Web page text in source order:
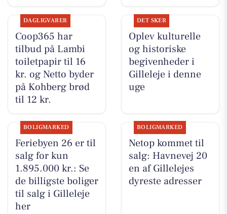
DAGLIGVARER
Coop365 har
tilbud på Lambi
toiletpapir til 16
kr. og Netto byder
på Kohberg brød
til 12 kr.
DET SKER
Oplev kulturelle
og historiske
begivenheder i
Gilleleje i denne
uge
BOLIGMARKED
Feriebyen 26 er til
salg for kun
1.895.000 kr.: Se
de billigste boliger
til salg i Gilleleje
her
BOLIGMARKED
Netop kommet til
salg: Havnevej 20
en af Gillelejes
dyreste adresser